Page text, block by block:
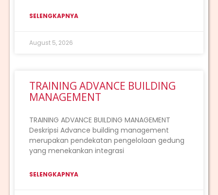
SELENGKAPNYA
August 5, 2026
TRAINING ADVANCE BUILDING
MANAGEMENT
TRAINING ADVANCE BUILDING MANAGEMENT
Deskripsi Advance building management
merupakan pendekatan pengelolaan gedung
yang menekankan integrasi
SELENGKAPNYA